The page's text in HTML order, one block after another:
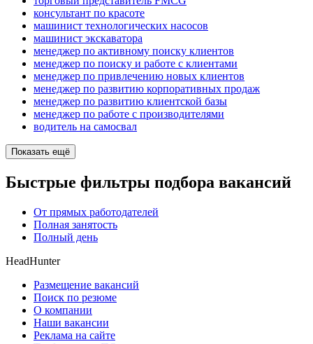
консультант по красоте
машинист технологических насосов
машинист экскаватора
менеджер по активному поиску клиентов
менеджер по поиску и работе с клиентами
менеджер по привлечению новых клиентов
менеджер по развитию корпоративных продаж
менеджер по развитию клиентской базы
менеджер по работе с производителями
водитель на самосвал
Показать ещё
Быстрые фильтры подбора вакансий
От прямых работодателей
Полная занятость
Полный день
HeadHunter
Размещение вакансий
Поиск по резюме
О компании
Наши вакансии
Реклама на сайте